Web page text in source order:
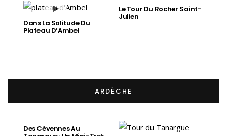
Dans La Solitude Du
Plateau D’Ambel
Le Tour Du Rocher Saint-
Julien
ARDÈCHE
Des Cévennes Au